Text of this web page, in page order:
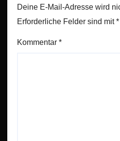
Deine E-Mail-Adresse wird
Erforderliche Felder sind mit*
Kommentar *